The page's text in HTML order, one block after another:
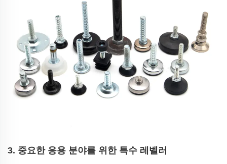
3. 중요한 응용 분야를 위한 특수 레벨러